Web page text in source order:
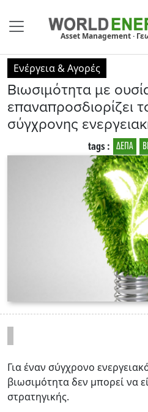
Asset Management ·
Ενέργεια & Αγορές
Βιωσιμότητα με
επαναπροσδιορίζει
σύγχρονης
ΔΕΠΑ
tags :
Για έναν σύγχρονο
βιωσιμότητα δεν μπορεί να
στρατηγικής.